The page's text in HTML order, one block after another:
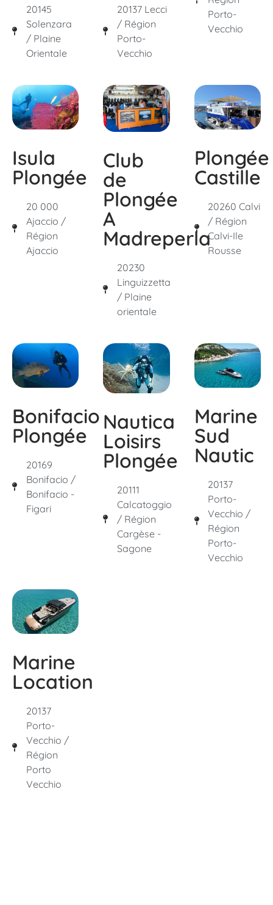
20145
Solenzara
/ Plaine
Orientale
20137 Lecci
/ Région
Porto-
Vecchio
Porto-
Vecchio
Isula
Plongée
20 000
Ajaccio /
Région
Ajaccio
Club
de
Plongée
A
Madreperla
20230
Linguizzetta
/ Plaine
orientale
Plongée
Castille
20260 Calvi
/ Région
Calvi-Ile
Rousse
Bonifacio
Plongée
20169
Bonifacio /
Bonifacio -
Figari
Nautica
Loisirs
Plongée
20111
Calcatoggio
/ Région
Cargèse -
Sagone
Marine
Sud
Nautic
20137
Porto-
Vecchio /
Région
Porto-
Vecchio
Marine
Location
20137
Porto-
Vecchio /
Région
Porto
Vecchio